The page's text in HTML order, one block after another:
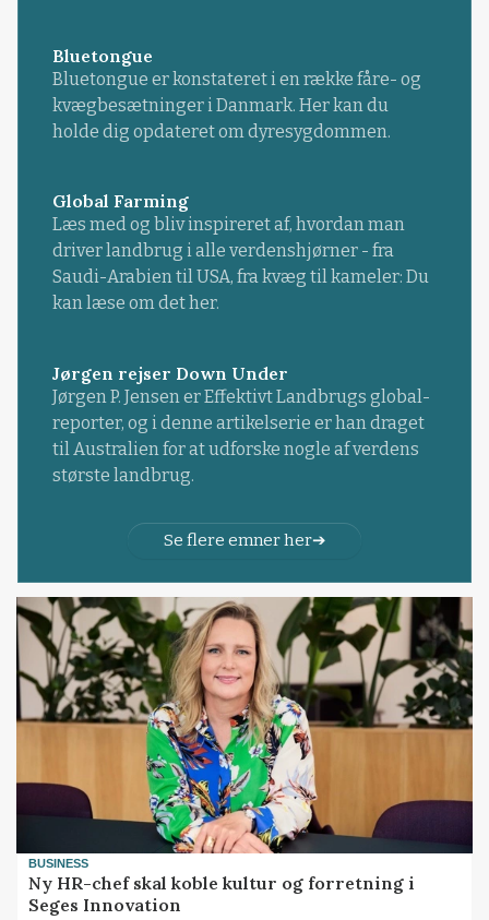
Bluetongue
Bluetongue er konstateret i en række fåre- og
kvægbesætninger i Danmark. Her kan du
holde dig opdateret om dyresygdommen.
Global Farming
Læs med og bliv inspireret af, hvordan man
driver landbrug i alle verdenshjørner - fra
Saudi-Arabien til USA, fra kvæg til kameler: Du
kan læse om det her.
Jørgen rejser Down Under
Jørgen P. Jensen er Effektivt Landbrugs global-
reporter, og i denne artikelserie er han draget
til Australien for at udforske nogle af verdens
største landbrug.
Se flere emner her
BUSINESS
Ny HR-chef skal koble kultur og forretning i
Seges Innovation